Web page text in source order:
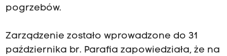
pogrzebów.
Zarządzenie zostało wprowadzone do 31
października br. Parafia zapowiedziała, że na